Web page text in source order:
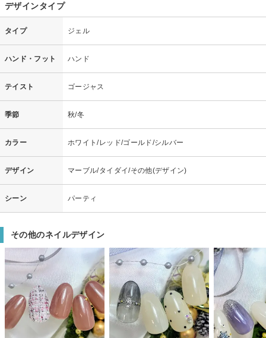
デザインタイプ
タイプ ジェル
ハンド・フット ハンド
テイスト ゴージャス
季節 秋/冬
カラー ホワイト/レッド/ゴールド/シルバー
デザイン マーブル/タイダイ/その他(デザイン)
シーン パーティ
その他のネイルデザイン